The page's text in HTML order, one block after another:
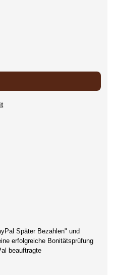
Später Bezahlen" und
erfolgreiche Bonitätsprüfung
beauftragte